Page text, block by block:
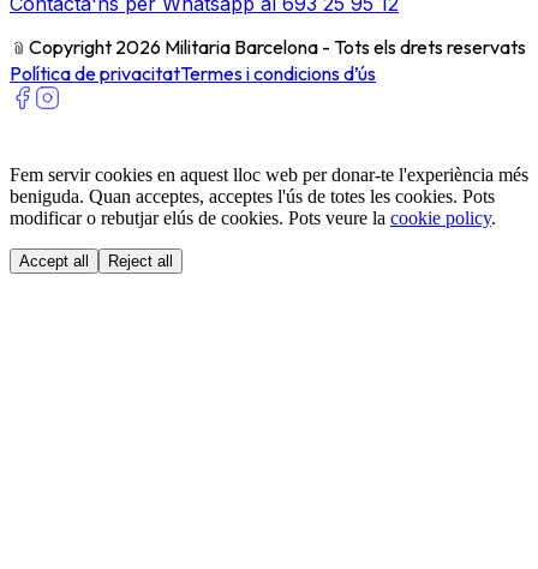
﹫ Copyright 2026 Militaria Barcelona - Tots els drets reservats
Política de privacitatTermes i condicions d’ús
Fem servir cookies en aquest lloc web per donar-te l'experiència més
beniguda. Quan acceptes, acceptes l'ús de totes les cookies. Pots
modificar o rebutjar elús de cookies. Pots veure la cookie policy.
Accept all Reject all